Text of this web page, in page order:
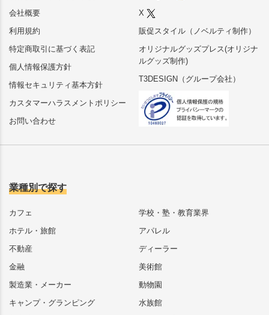
会社概要
利用規約
特定商取引に基づく表記
個人情報保護方針
情報セキュリティ基本方針
カスタマーハラスメントポリシー
お問い合わせ
X
販促スタイル（ノベルティ制作）
オリジナルグッズプレス(オリジナ
ルグッズ制作)
T3DESIGN（グループ会社）
業種別で探す
カフェ
ホテル・旅館
不動産
金融
製造業・メーカー
キャンプ・グランピング
学校・塾・教育業界
アパレル
ディーラー
美術館
動物園
水族館